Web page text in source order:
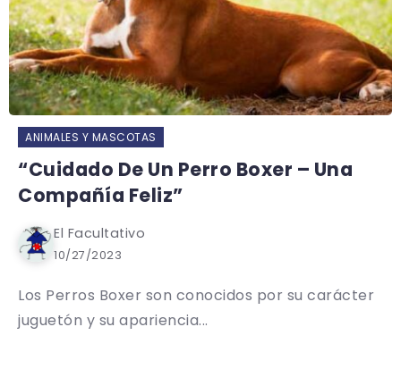
ANIMALES Y MASCOTAS
“Cuidado De Un Perro Boxer – Una
Compañía Feliz”
El Facultativo
10/27/2023
Los Perros Boxer son conocidos por su carácter
juguetón y su apariencia...